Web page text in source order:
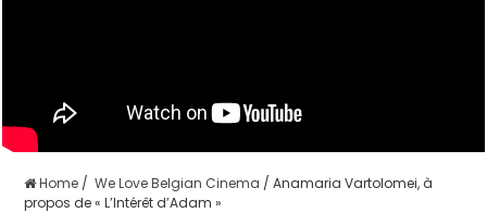
Home / We Love Belgian Cinema / Anamaria Vartolomei, à
propos de « L’Intérêt d’Adam »